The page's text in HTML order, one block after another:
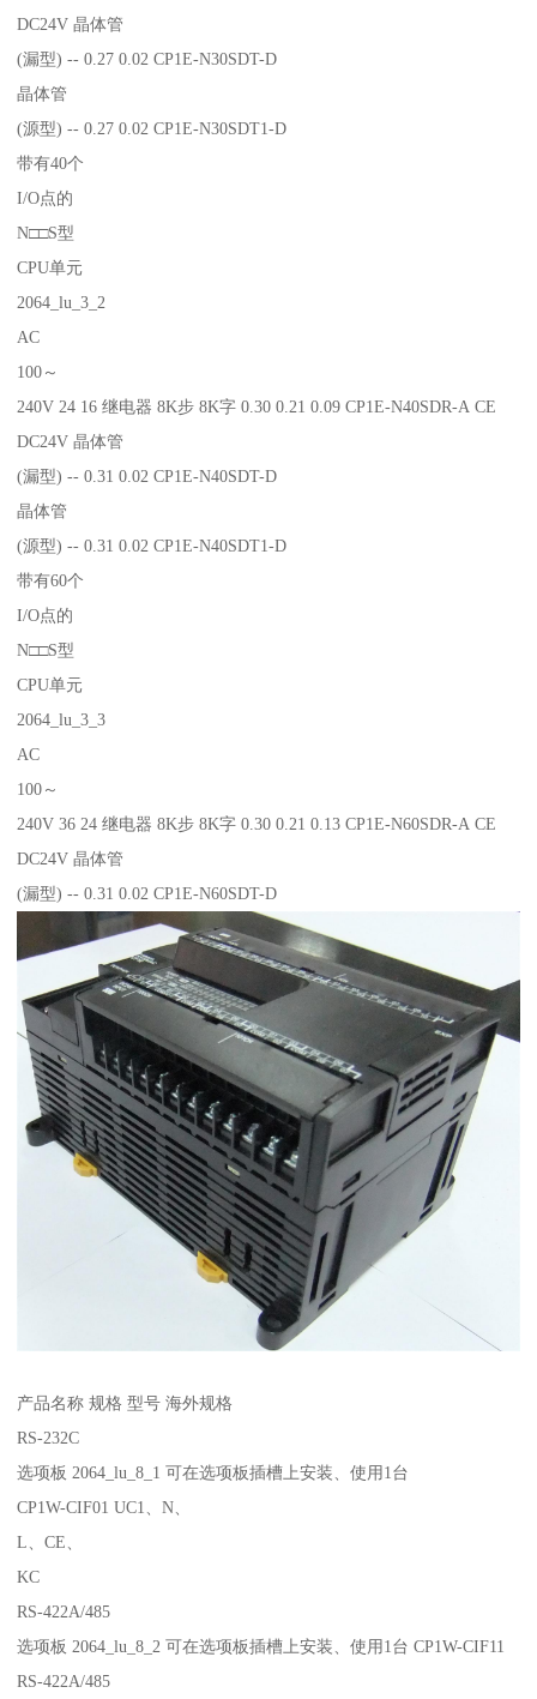
DC24V 晶体管
(漏型) -- 0.27 0.02 CP1E-N30SDT-D
晶体管
(源型) -- 0.27 0.02 CP1E-N30SDT1-D
带有40个
I/O点的
N□□S型
CPU单元
2064_lu_3_2
AC
100～
240V 24 16 继电器 8K步 8K字 0.30 0.21 0.09 CP1E-N40SDR-A CE
DC24V 晶体管
(漏型) -- 0.31 0.02 CP1E-N40SDT-D
晶体管
(源型) -- 0.31 0.02 CP1E-N40SDT1-D
带有60个
I/O点的
N□□S型
CPU单元
2064_lu_3_3
AC
100～
240V 36 24 继电器 8K步 8K字 0.30 0.21 0.13 CP1E-N60SDR-A CE
DC24V 晶体管
(漏型) -- 0.31 0.02 CP1E-N60SDT-D
产品名称 规格 型号 海外规格
RS-232C
选项板 2064_lu_8_1 可在选项板插槽上安装、使用1台
CP1W-CIF01 UC1、N、
L、CE、
KC
RS-422A/485
选项板 2064_lu_8_2 可在选项板插槽上安装、使用1台 CP1W-CIF11
RS-422A/485